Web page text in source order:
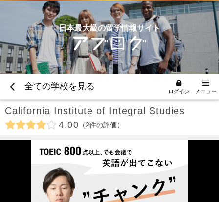
日本最大級の留学情報サイト
全ての学校を見る ログイン メニュー
California Institute of Integral Studies
4.00 2件の評価